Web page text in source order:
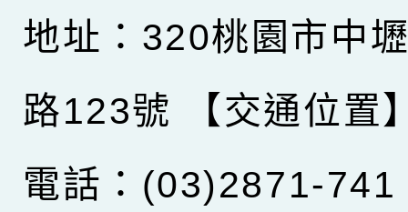
地址：320桃園市中
路123號
【交通位置
電話：(03)2871-741